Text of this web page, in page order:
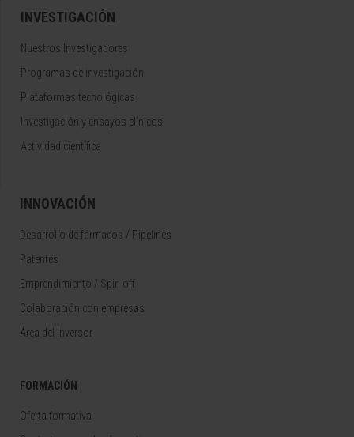
INVESTIGACIÓN
Nuestros Investigadores
Programas de investigación
Plataformas tecnológicas
Investigación y ensayos clínicos
Actividad científica
INNOVACIÓN
Desarrollo de fármacos / Pipelines
Patentes
Emprendimiento / Spin off
Colaboración con empresas
Área del Inversor
FORMACIÓN
Oferta formativa